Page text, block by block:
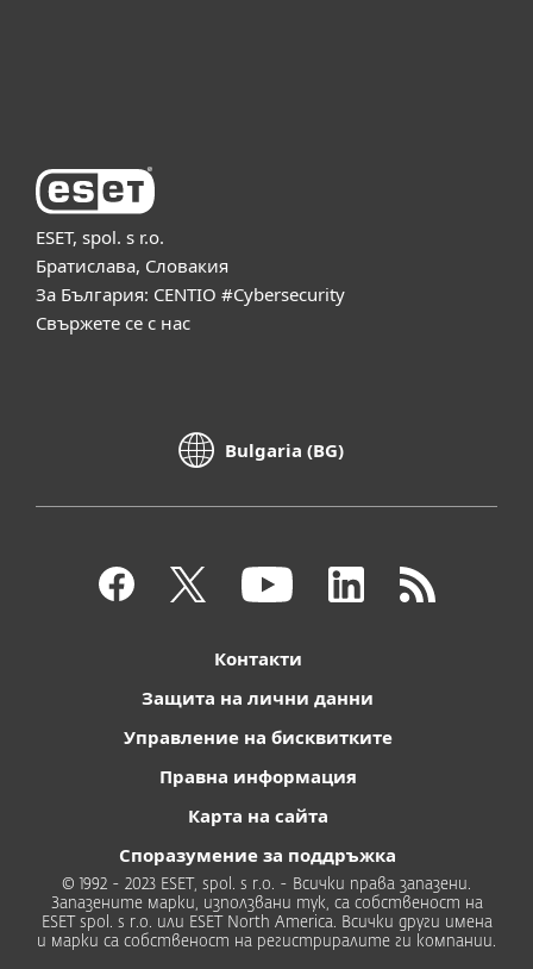
ESET, spol. s r.o.
Братислава, Словакия
За България: CENTIO #Cybersecurity
Свържете се с нас
Bulgaria (BG)
Контакти
Защита на лични данни
Управление на бисквитките
Правна информация
Карта на сайта
Споразумение за поддръжка
© 1992 - 2023 ESET, spol. s r.o. - Всички права запазени.
Запазените марки, използвани тук, са собственост на
ESET spol. s r.o. или ESET North America. Всички други имена
и марки са собственост на регистриралите ги компании.